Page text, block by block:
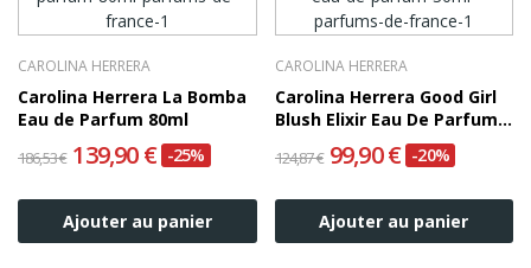
CAROLINA HERRERA
Carolina Herrera La Bomba
Eau de Parfum 80ml
186,53 € 139,90 € -25%
Ajouter au panier
CAROLINA HERRERA
Carolina Herrera Good Girl
Blush Elixir Eau De Parfum
124,87 € 99,90 € -20%
Ajouter au panier